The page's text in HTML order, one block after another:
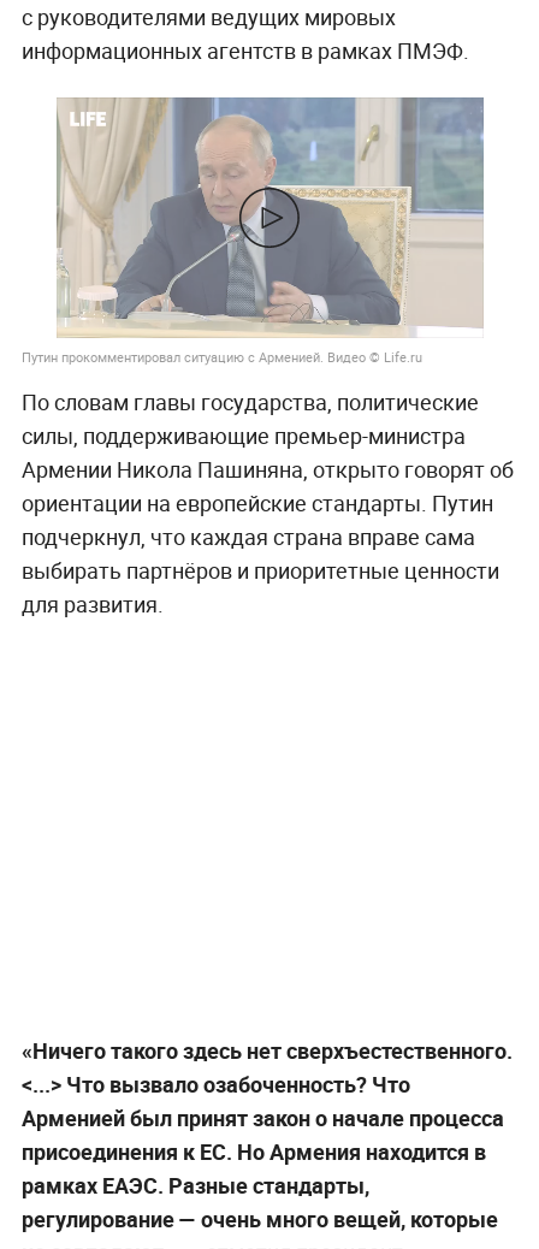
с руководителями ведущих мировых
информационных агентств в рамках ПМЭФ.
Путин прокомментировал ситуацию с Арменией. Видео © Life.ru
По словам главы государства, политические
силы, поддерживающие премьер-министра
Армении Никола Пашиняна, открыто говорят об
ориентации на европейские стандарты. Путин
подчеркнул, что каждая страна вправе сама
выбирать партнёров и приоритетные ценности
для развития.
«Ничего такого здесь нет сверхъестественного.
<...> Что вызвало озабоченность? Что
Арменией был принят закон о начале процесса
присоединения к ЕС. Но Армения находится в
рамках ЕАЭС. Разные стандарты,
регулирование — очень много вещей, которые